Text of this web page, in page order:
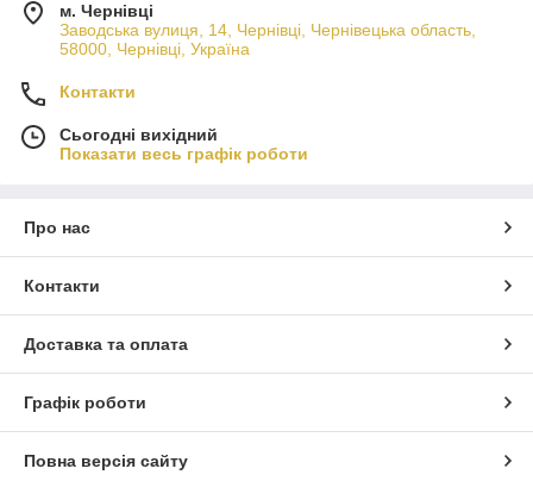
м. Чернівці
Заводська вулиця, 14, Чернівці, Чернівецька область,
58000, Чернівці, Україна
Контакти
Сьогодні вихідний
Показати весь графік роботи
Про нас
Контакти
Доставка та оплата
Графік роботи
Повна версія сайту